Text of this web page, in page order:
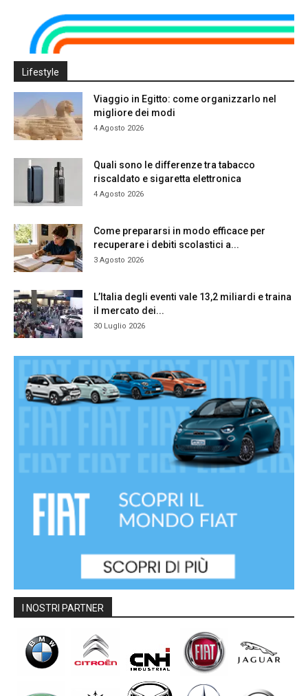
Lifestyle
Viaggio in Egitto: come organizzarlo nel
migliore dei modi
4 Agosto 2026
Quali sono le differenze tra tabacco
riscaldato e sigaretta elettronica
4 Agosto 2026
Come prepararsi in modo efficace per
recuperare i debiti scolastici a...
3 Agosto 2026
L’Italia degli eventi vale 13,2 miliardi e traina
il mercato dei...
30 Luglio 2026
I NOSTRI PARTNER